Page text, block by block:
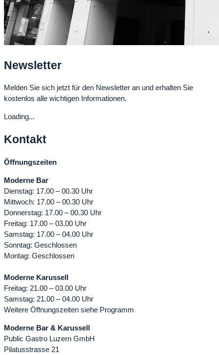
Newsletter
Melden Sie sich jetzt für den Newsletter an und erhalten Sie
kostenlos alle wichtigen Informationen.
Loading...
Kontakt
Öffnungszeiten
Moderne Bar
Dienstag: 17.00 – 00.30 Uhr
Mittwoch: 17.00 – 00.30 Uhr
Donnerstag: 17.00 – 00.30 Uhr
Freitag: 17.00 – 03.00 Uhr
Samstag: 17.00 – 04.00 Uhr
Sonntag: Geschlossen
Montag: Geschlossen
Moderne Karussell
Freitag: 21.00 – 03.00 Uhr
Samstag: 21.00 – 04.00 Uhr
Weitere Öffnungszeiten siehe Programm
Moderne Bar & Karussell
Public Gastro Luzern GmbH
Pilatusstrasse 21